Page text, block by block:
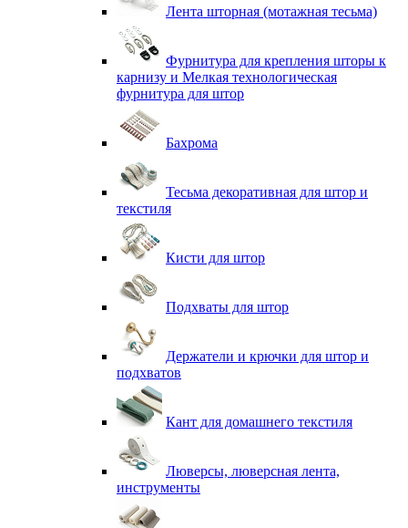
Лента шторная (мотажная тесьма)
Фурнитура для крепления шторы к
карнизу и Мелкая технологическая
фурнитура для штор
Бахрома
Тесьма декоративная для штор и
текстиля
Кисти для штор
Подхваты для штор
Держатели и крючки для штор и
подхватов
Кант для домашнего текстиля
Люверсы, люверсная лента,
инструменты